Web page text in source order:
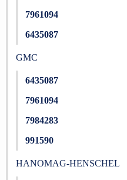
7961094
6435087
GMC
6435087
7961094
7984283
991590
HANOMAG-HENSCHEL